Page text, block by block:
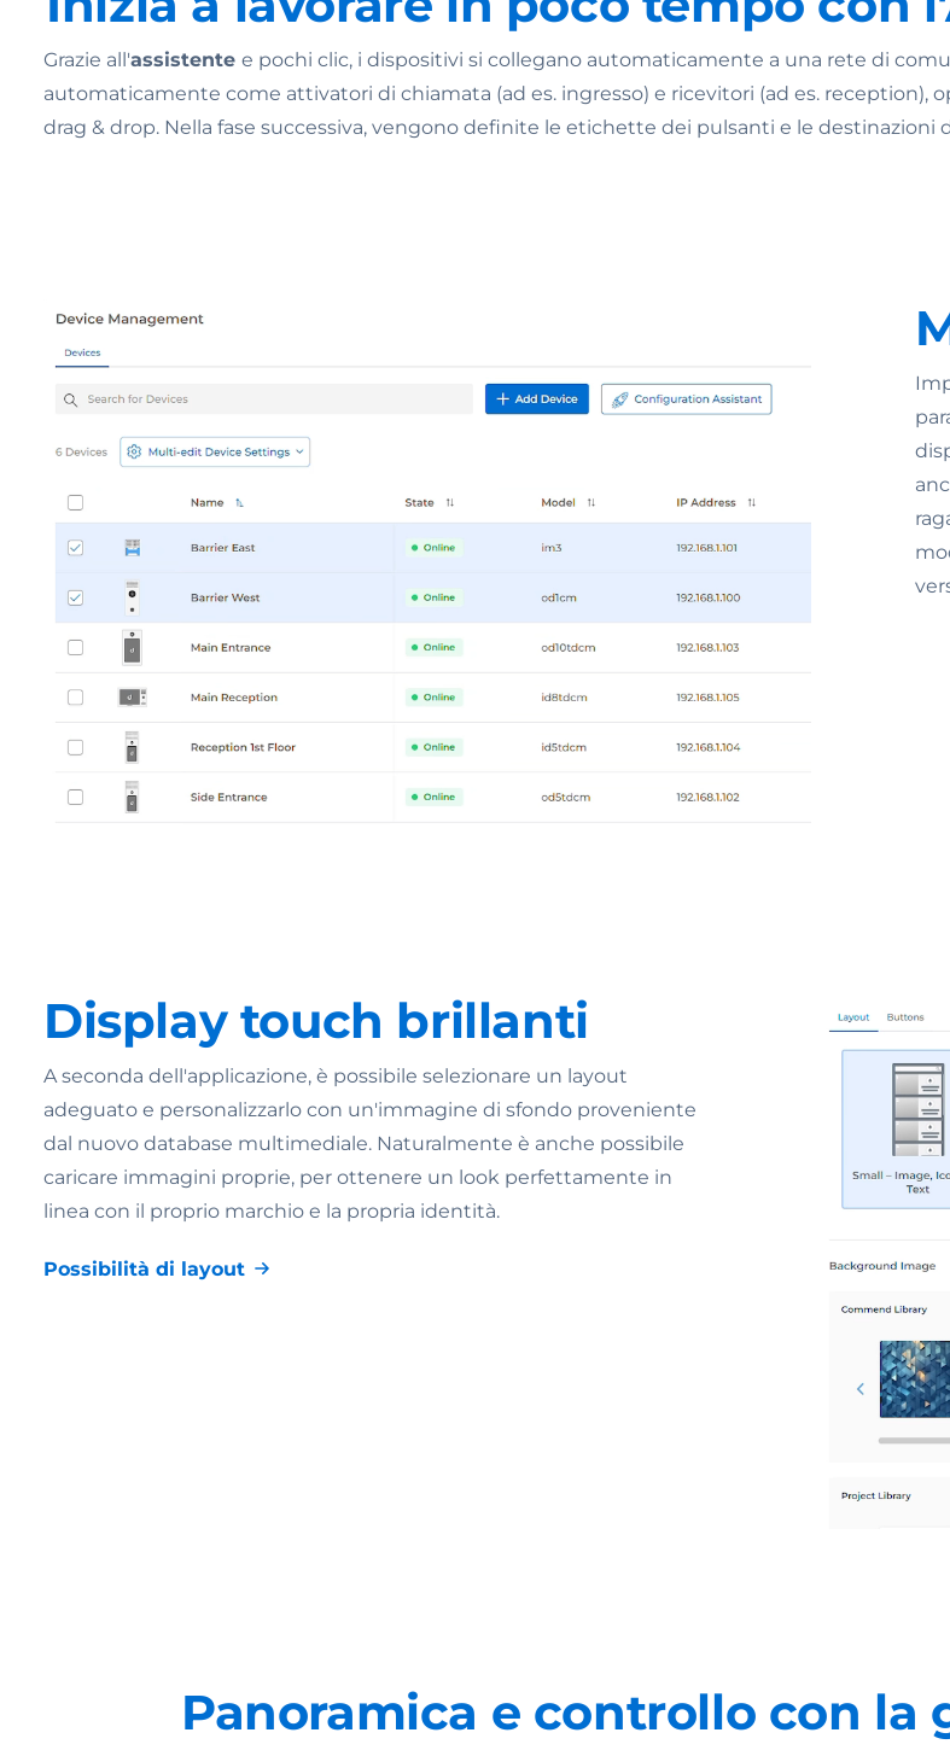
Grazie all'assistente e pochi clic, i dispositivi si collegano automaticamente a una rete di
automaticamente come attivatori di chiamata (ad es. ingresso) e ricevitori (ad es.
drag & drop. Nella fase successiva, vengono definite le etichette dei pulsanti e le
Display touch brillanti
A seconda dell'applicazione, è possibile selezionare un layout
adeguato e personalizzarlo con un'immagine di sfondo proveniente
dal nuovo database multimediale. Naturalmente è anche possibile
caricare immagini proprie, per ottenere un look perfettamente in
linea con il proprio marchio e la propria identità.
Possibilità di layout
Panoramica e controllo con la